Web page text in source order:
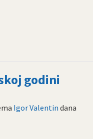
godini
Igor Valentin dana